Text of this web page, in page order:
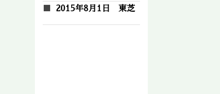
2015年8月1日 東芝